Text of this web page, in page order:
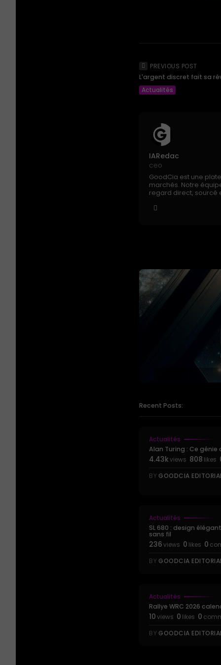
PREVIOUS POST
L'argent discret fait sa
Actualités
IARedac
ceo
GoodCia est une
marchés. Notre
regard direct, sourcé
Recent Posts:
Actualités
Alan Turing : Ce génie
4.43kviews 808 likes
BY GOODCIA
Actualités
SL 680 : design
sans fil
236views 0 likes 0
BY GOODCIA
Actualités
Rallye WRC 2026
10views 0 likes 0
BY GOODCIA